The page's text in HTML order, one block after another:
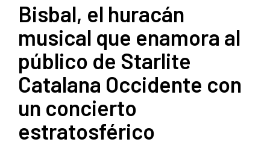
Bisbal, el huracán
musical que enamora al
público de Starlite
Catalana Occidente con
un concierto
estratosférico